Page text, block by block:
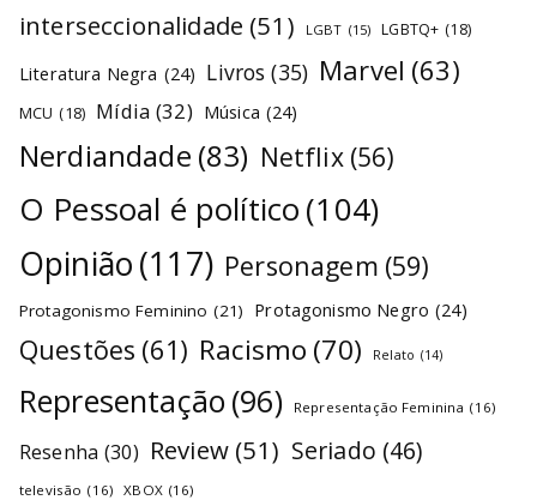
interseccionalidade (51) LGBT (15) LGBTQ+ (18)
Literatura Negra (24) Livros (35) Marvel (63)
MCU (18) Mídia (32) Música (24)
Nerdiandade (83) Netflix (56)
O Pessoal é político(104)
Opinião(117) Personagem (59)
Protagonismo Feminino (21) Protagonismo Negro (24)
Questões (61) Racismo (70) Relato (14)
Representação (96) Representação Feminina (16)
Resenha (30) Review (51) Seriado (46)
televisão (16) XBOX (16)